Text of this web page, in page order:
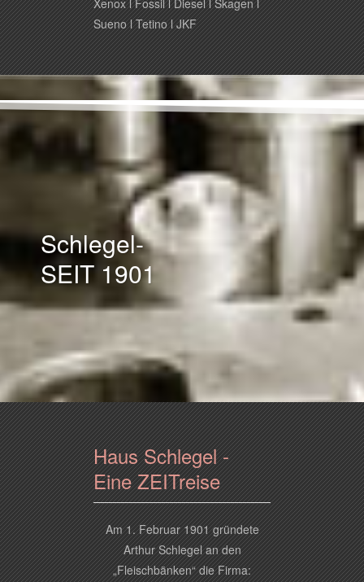
Xenox l Fossil l Diesel l Skagen l
Sueno l Tetino l JKF
Schlegel-
SEIT 1901
Haus Schlegel -
Eine ZEITreise
Am 1. Februar 1901 gründete
Arthur Schlegel an den
„Fleischbänken“ die Firma: